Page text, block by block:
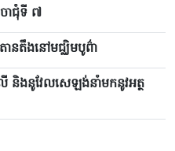
ាជុំទី ៧​
ានតឹងនៅមជ្ឈិមបូព៌ា
និងនូវែលសេឡង់នាំមកនូវអត្ថ